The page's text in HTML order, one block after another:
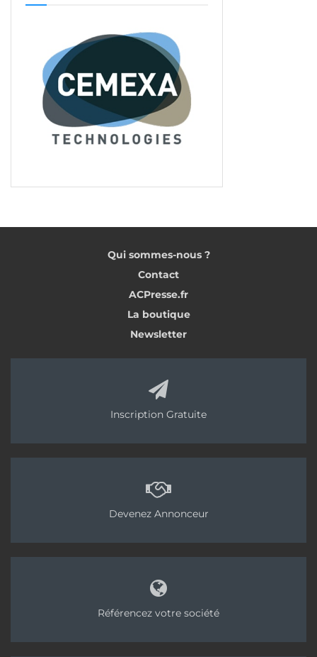
Qui sommes-nous ?
Contact
ACPresse.fr
La boutique
Newsletter
Inscription Gratuite
Devenez Annonceur
Référencez votre société